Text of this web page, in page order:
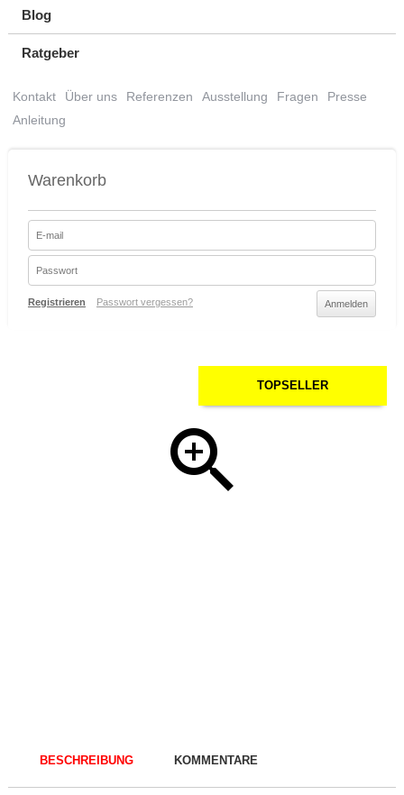
Blog
Ratgeber
Kontakt Über uns Referenzen Ausstellung Fragen
Presse
Anleitung
Warenkorb
Registrieren Passwort vergessen?
TOPSELLER
BESCHREIBUNG KOMMENTARE